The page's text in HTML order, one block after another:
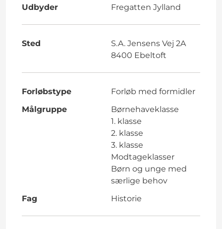
Udbyder Fregatten Jylland
Sted
S.A. Jensens Vej 2A
8400 Ebeltoft
Forløbstype
Forløb med formidler
Målgruppe
Børnehaveklasse
1. klasse
2. klasse
3. klasse
Modtageklasser
Børn og unge med
særlige behov
Fag
Historie